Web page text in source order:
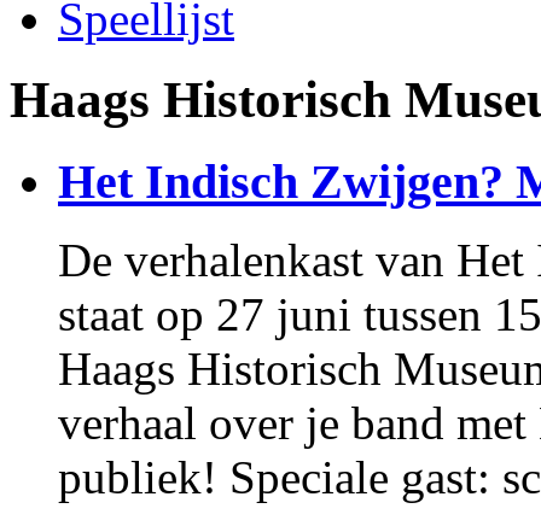
Haags Historisch
Het Indisch Zwijgen?
De verhalenkast van
staat op 27 juni tussen
Haags Historisch
verhaal over je band
publiek! Speciale gast: